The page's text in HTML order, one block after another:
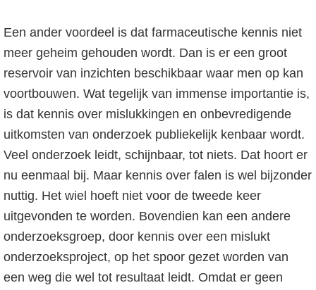
Een ander voordeel is dat farmaceutische kennis niet
meer geheim gehouden wordt. Dan is er een groot
reservoir van inzichten beschikbaar waar men op kan
voortbouwen. Wat tegelijk van immense importantie is,
is dat kennis over mislukkingen en onbevredigende
uitkomsten van onderzoek publiekelijk kenbaar wordt.
Veel onderzoek leidt, schijnbaar, tot niets. Dat hoort er
nu eenmaal bij. Maar kennis over falen is wel bijzonder
nuttig. Het wiel hoeft niet voor de tweede keer
uitgevonden te worden. Bovendien kan een andere
onderzoeksgroep, door kennis over een mislukt
onderzoeksproject, op het spoor gezet worden van
een weg die wel tot resultaat leidt. Omdat er geen